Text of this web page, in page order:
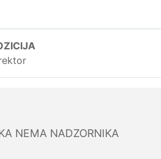
NEMA NADZORNIKA